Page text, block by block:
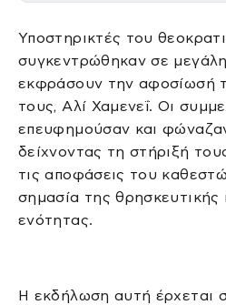
Υποστηρικτές του
συγκεντρώθηκαν σε
εκφράσουν την αφοσίωσή
τους, Αλί Χαμενεΐ. Οι
επευφημούσαν και
δείχνοντας τη στήριξή
τις αποφάσεις του
σημασία της θρησκευτικής
ενότητας.
Η εκδήλωση αυτή έρχεται